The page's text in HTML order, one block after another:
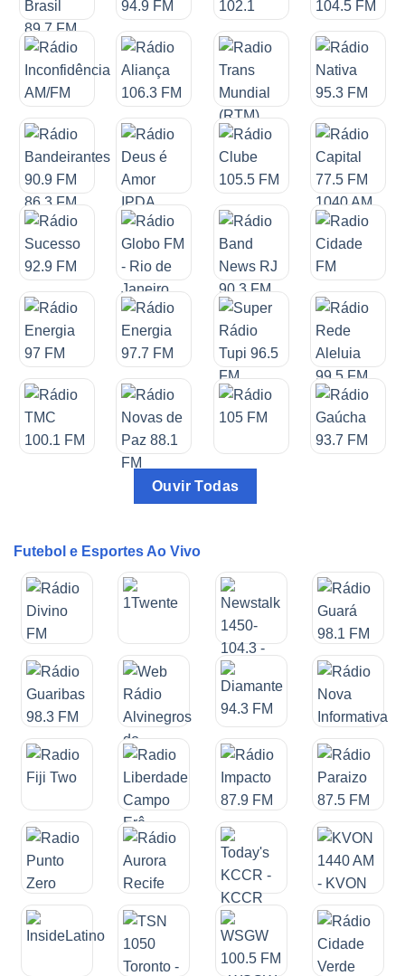
Ouvir Todas
Futebol e Esportes Ao Vivo